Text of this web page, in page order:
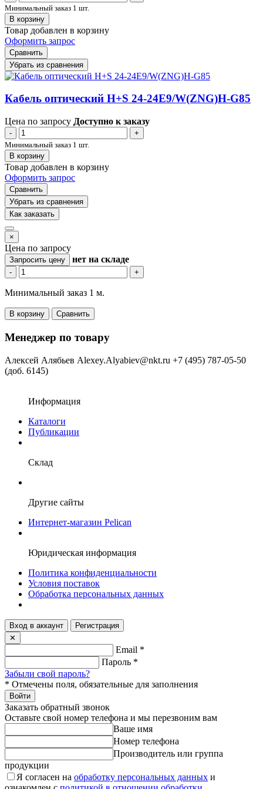
Минимальный заказ 1 шт.
В корзину
Товар добавлен в корзину
Оформить запрос
Сравнить
Убрать из сравнения
Кабель оптический H+S 24-24E9/W(ZNG)H-G85
Цена по запросу Доступно к заказу
-
+
Минимальный заказ 1 шт.
В корзину
Товар добавлен в корзину
Оформить запрос
Сравнить
Убрать из сравнения
Как заказать
×
Цена по запросу
Запросить цену нет на складе
- +
Минимальный заказ 1 м.
В корзину Сравнить
Менеджер по товару
Алексей Алябьев Alexey.Alyabiev@nkt.ru +7 (495) 787-05-50
(доб. 6145)
Информация
Каталоги
Публикации
Склад
Другие сайты
Интернет-магазин Pelican
Юридическая информация
Политика конфиденциальности
Условия поставок
Обработка персональных данных
Вход в аккаунт
Регистрация
✕
Email *
Пароль *
Забыли свой пароль?
* Отмечены поля, обязательные для заполнения
Войти
Заказать обратный звонок
Оставьте свой номер телефона и мы перезвоним вам
Ваше имя
Номер телефона
Производитель или группа
продукции
Я согласен на обработку персональных данных и